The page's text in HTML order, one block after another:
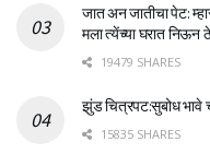
जात अन जातीचा पेट:
मला त्येंच्या घरात निऊन
19479 SHARES
झुंड चित्रपट:सुबोध भावे
15835 SHARES